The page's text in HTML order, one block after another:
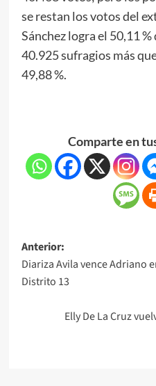
se restan los votos del
Sánchez logra el 50,11
40.925 sufragios más
49,88 %.
Comparte en
Anterior:
Diariza Avila vence Adriano
Distrito 13
Elly De La Cruz